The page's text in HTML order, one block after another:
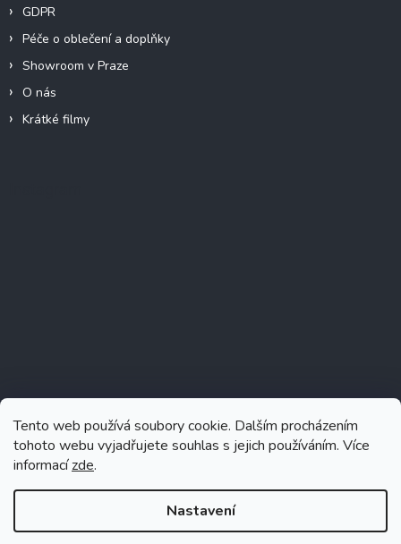
Tento web používá soubory cookie. Dalším procházením
tohoto webu vyjadřujete souhlas s jejich používáním. Více
informacízde.
Nastavení
GDPR
Péče o oblečení a doplňky
Showroom v Praze
O nás
Krátké filmy
Sledovat na Instagramu